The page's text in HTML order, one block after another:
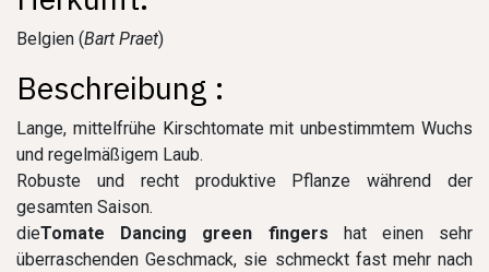
Belgien (Bart Praet)
Beschreibung :
Lange, mittelfrühe Kirschtomate mit unbestimmtem Wuchs
und regelmäßigem Laub.
Robuste und recht produktive Pflanze während der
gesamten Saison.
dieTomate Dancing green fingers hat einen sehr
überraschenden Geschmack, sie schmeckt fast mehr nach